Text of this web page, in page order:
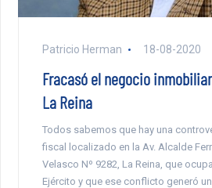
Patricio Herman 18-08-2020
Fracasó el negocio
La Reina
Todos sabemos que hay una
fiscal localizado en la Av. Alcalde
Velasco Nº 9282, La Reina, que
Ejército y que ese conflicto generó